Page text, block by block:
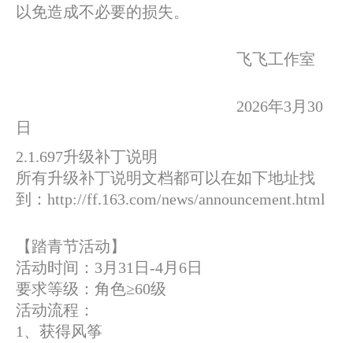
以免造成不必要的损失。
飞飞工作室
2026年3月30
日
2.1.697升级补丁说明
所有升级补丁说明文档都可以在如下地址找
到：http://ff.163.com/news/announcement.html
【踏青节活动】
活动时间：3月31日-4月6日
要求等级：角色≥60级
活动流程：
1、获得风筝